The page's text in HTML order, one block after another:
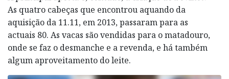
As quatro cabeças que encontrou aquando da
aquisição da 11.11, em 2013, passaram para as
actuais 80. As vacas são vendidas para o matadouro,
onde se faz o desmanche e a revenda, e há também
algum aproveitamento do leite.